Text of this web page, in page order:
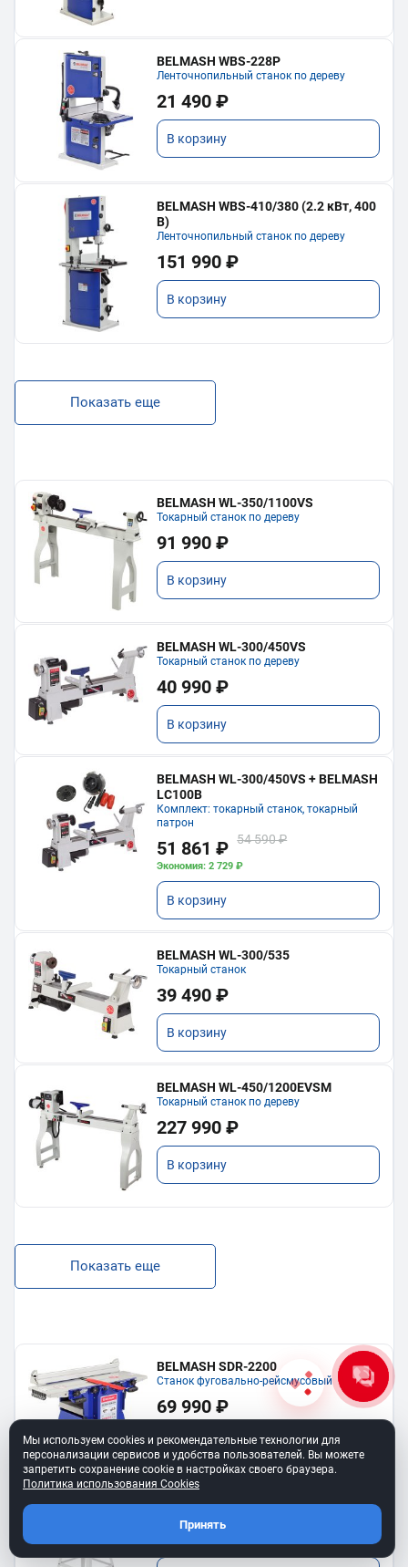
BELMASH WBS-228P
Ленточнопильный станок по дереву
21 490 ₽
В корзину
BELMASH WBS-410/380 (2.2 кВт, 400
В)
Ленточнопильный станок по дереву
151 990 ₽
В корзину
Показать еще
BELMASH WL-350/1100VS
Токарный станок по дереву
91 990 ₽
В корзину
BELMASH WL-300/450VS
Токарный станок по дереву
40 990 ₽
В корзину
BELMASH WL-300/450VS + BELMASH
LC100B
Комплект: токарный станок, токарный
патрон
51 861 ₽ 54 590 ₽
Экономия: 2 729 ₽
В корзину
BELMASH WL-300/535
Токарный станок
39 490 ₽
В корзину
BELMASH WL-450/1200EVSM
Токарный станок по дереву
227 990 ₽
В корзину
Показать еще
BELMASH SDR-2200
Станок фуговально-рейсмусовый
69 990 ₽
В корзину
46 490 ₽
Мы используем cookies и рекомендательные технологии для
персонализации сервисов и удобства пользователей. Вы можете
запретить сохранение cookie в настройках своего браузера.
Политика использования Cookies
Принять